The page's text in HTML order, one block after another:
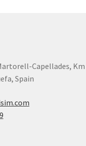
Capellades, Km
Spain